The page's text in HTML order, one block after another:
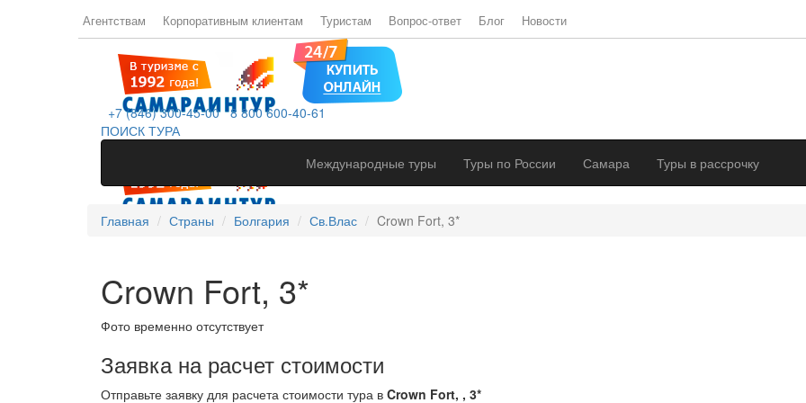
Агентствам Корпоративным клиентам Туристам Вопрос-ответ Блог Новости
+7 (846) 300-45-00 8 800 600-40-61
ПОИСК ТУРА
Международные туры
Туры по России Самара Туры в рассрочку
Главная Страны Болгария Св.Влас Crown Fort, 3*
Crown Fort, 3*
Фото временно отсутствует
Заявка на расчет стоимости
Отправьте заявку для расчета стоимости тура в Crown Fort, , 3*